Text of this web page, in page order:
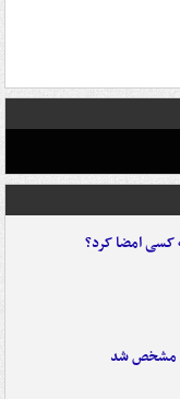
کسی امضا کرد؟
مشخص شد